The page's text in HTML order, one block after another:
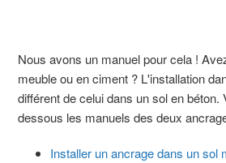
Nous avons un manuel pour cela !
meuble ou en ciment ? L'installation
différent de celui dans un sol en béton.
dessous les manuels des deux
Installer un ancrage dans un sol